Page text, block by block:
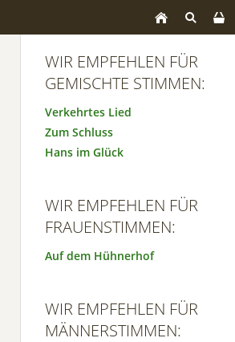
WIR EMPFEHLEN FÜR
GEMISCHTE STIMMEN:
Verkehrtes Lied
Zum Schluss
Hans im Glück
WIR EMPFEHLEN FÜR
FRAUENSTIMMEN:
Auf dem Hühnerhof
WIR EMPFEHLEN FÜR
MÄNNERSTIMMEN: